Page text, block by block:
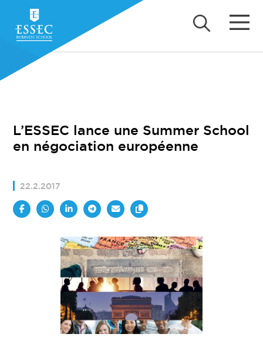
L’ESSEC lance une Summer School
en négociation européenne
22.2.2017